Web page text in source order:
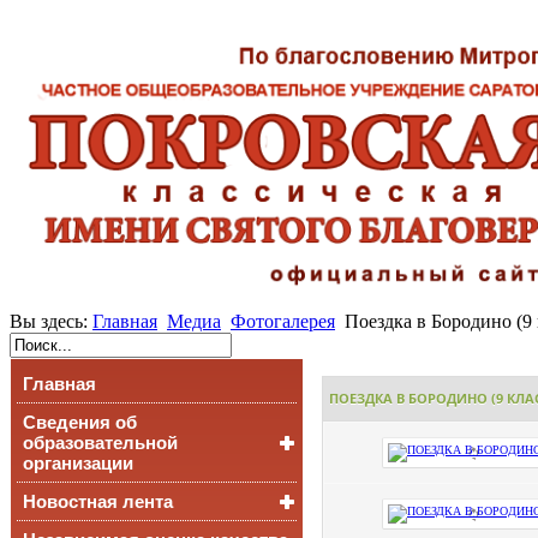
Вы здесь: Главная Медиа Фотогалерея Поездка в Бородино (9
Главная
Сведения об
образовательной
организации
Основные сведения
Структура и органы
Новостная лента
ПОЕЗДКА В БОРОДИНО (9